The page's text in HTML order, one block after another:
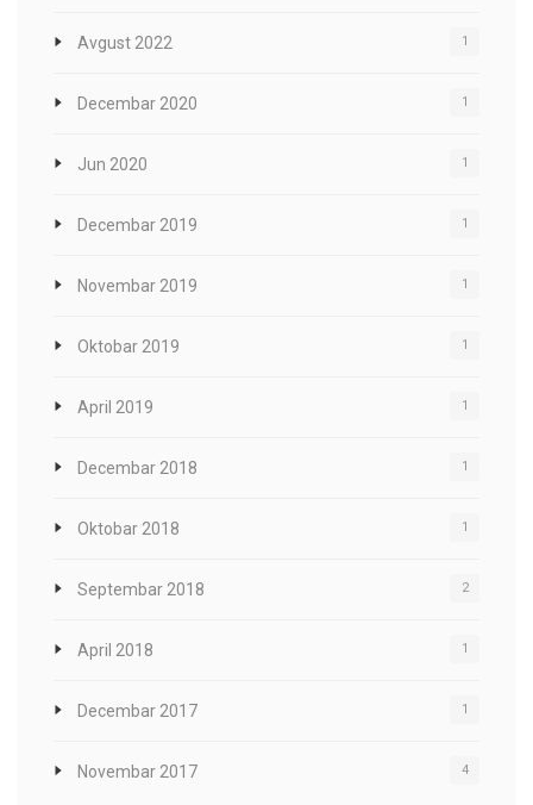
Avgust 2022 1
Decembar 2020 1
Jun 2020 1
Decembar 2019 1
Novembar 2019 1
Oktobar 2019 1
April 2019 1
Decembar 2018 1
Oktobar 2018 1
Septembar 2018 2
April 2018 1
Decembar 2017 1
Novembar 2017 4